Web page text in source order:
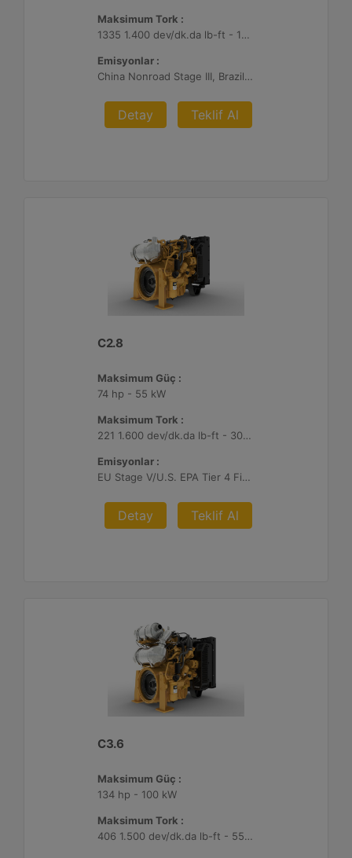
Maksimum Tork :
1335 1.400 dev/dk.da lb-ft - 1810 1.400 dev/dk.da Nm
Emisyonlar :
China Nonroad Stage III, Brazil MAR-1, UN ECE R96 Stage IIIA
Detay Teklif Al
C2.8
Maksimum Güç :
74 hp - 55 kW
Maksimum Tork :
221 1.600 dev/dk.da lb-ft - 300 1.600 dev/dk.da Nm
Emisyonlar :
EU Stage V/U.S. EPA Tier 4 Final/ Japan 2014 (Tier 4 Final)
Detay Teklif Al
C3.6
Maksimum Güç :
134 hp - 100 kW
Maksimum Tork :
406 1.500 dev/dk.da lb-ft - 550 1.500 dev/dk.da Nm